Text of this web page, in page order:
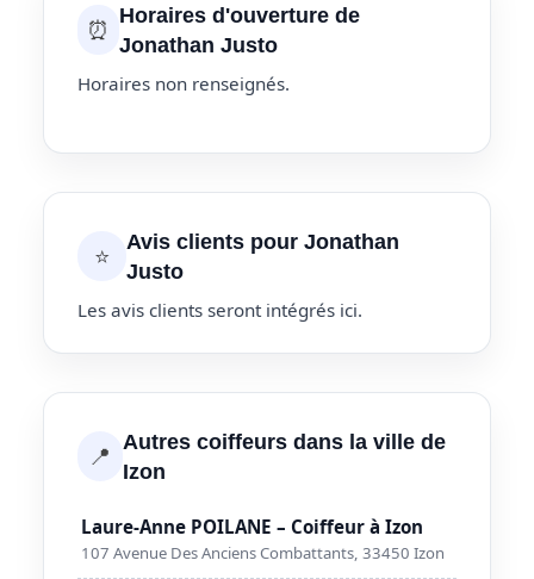
⏰ Horaires d'ouverture de
Jonathan Justo
Horaires non renseignés.
⭐
Avis clients pour Jonathan
Justo
Les avis clients seront intégrés ici.
📍 Autres coiffeurs dans la ville de
Izon
Laure-Anne POILANE – Coiffeur à Izon
107 Avenue Des Anciens Combattants, 33450 Izon